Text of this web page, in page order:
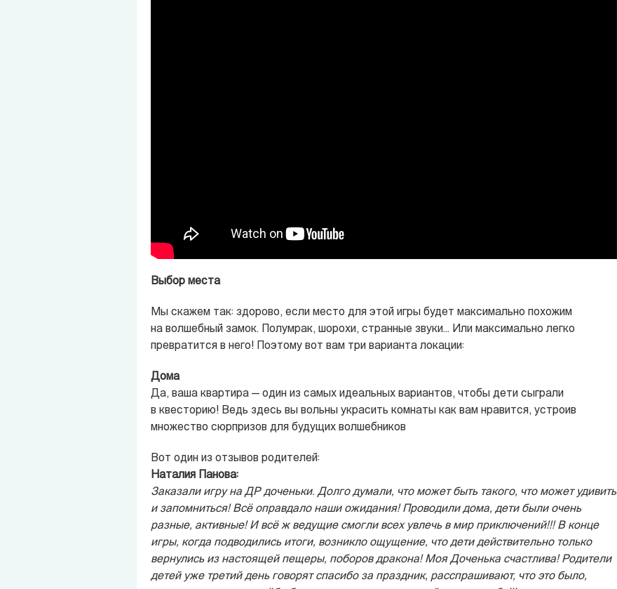
Выбор места
Мы скажем так: здорово, если место для этой игры будет максимально похожим
на волшебный замок. Полумрак, шорохи, странные звуки... Или максимально легко
превратится в него! Поэтому вот вам три варианта локации:
Дома
Да, ваша квартира — один из самых идеальных вариантов, чтобы дети сыграли
в квесторию! Ведь здесь вы вольны украсить комнаты как вам нравится, устроив
множество сюрпризов для будущих волшебников
Вот один из отзывов родителей:
Наталия Панова:
Заказали игру на ДР доченьки. Долго думали, что может быть такого, что может удивить
и запомниться! Всё оправдало наши ожидания! Проводили дома, дети были очень
разные, активные! И всё ж ведущие смогли всех увлечь в мир приключений!!! В конце
игры, когда подводились итоги, возникло ощущение, что дети действительно только
вернулись из настоящей пещеры, поборов дракона! Моя Доченька счастлива! Родители
детей уже третий день говорят спасибо за праздник, расспрашивают, что это было,